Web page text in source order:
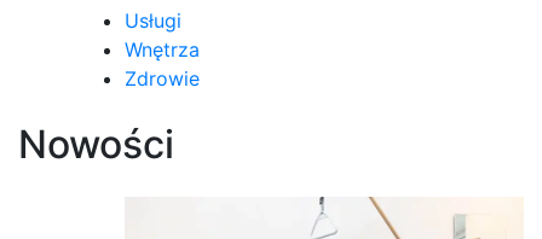
Usługi
Wnętrza
Zdrowie
Nowości